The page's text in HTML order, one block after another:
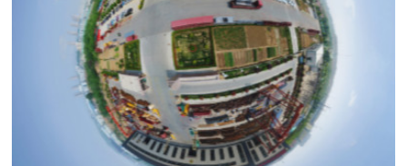
 联系我们